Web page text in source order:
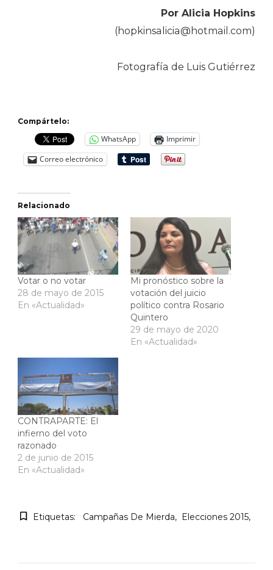
Por Alicia Hopkins
(hopkinsalicia@hotmail.com)
Fotografía de Luis Gutiérrez
Compártelo:
WhatsApp
Imprimir
Correo electrónico
Relacionado
Votar o no votar
28 de mayo de 2015
En «Actualidad»
Mi pronóstico sobre la
votación del juicio
político contra Rosario
Quintero
29 de mayo de 2020
En «Actualidad»
CONTRAPARTE: El
infierno del voto
razonado
2 de junio de 2015
En «Actualidad»
Etiquetas: Campañas De Mierda Elecciones 2015